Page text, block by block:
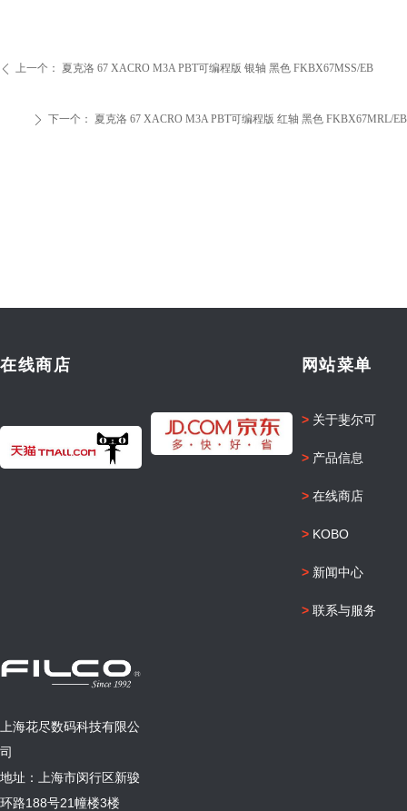
ꄴ 上一个： 夏克洛 67 XACRO M3A PBT可编程版 银轴 黑色 FKBX67MSS/EB
ꄲ 下一个： 夏克洛 67 XACRO M3A PBT可编程版 红轴 黑色 FKBX67MRL/EB
网站菜单
>关于斐尔可
>产品信息
>在线商店
>KOBO
>新闻中心
>联系与服务
在线商店
上海花尽数码科技有限公
司
地址：上海市闵行区新骏
环路188号21幢楼3楼